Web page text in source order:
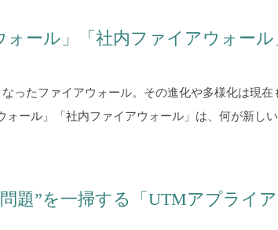
ォール」「社内ファイアウォー
ったファイアウォール。その進化や多様化は現在
ォール」「社内ファイアウォール」は、何が新し
題”を一掃する「UTMアプライア